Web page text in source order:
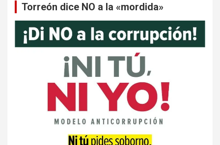
Torreón dice NO a la «mordida»